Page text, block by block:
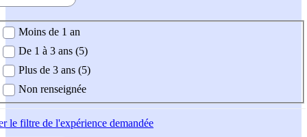
demandée
Moins de 1 an
De 1 à 3 ans (5)
Plus de 3 ans (5)
Non renseignée
le filtre de l'expérience demandée